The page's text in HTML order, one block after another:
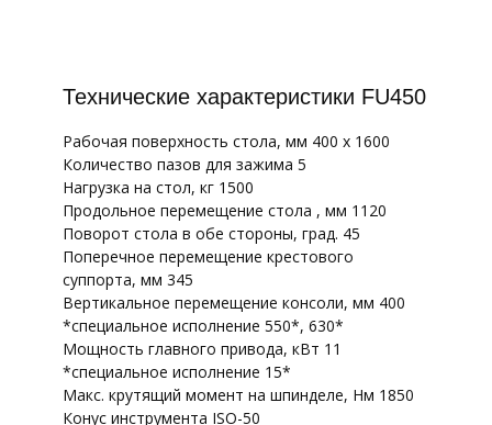
Технические характеристики FU450
Рабочая поверхность стола, мм 400 x 1600
Количество пазов для зажима 5
Нагрузка на стол, кг 1500
Продольное перемещение стола , мм 1120
Поворот стола в обе стороны, град. 45
Поперечное перемещение крестового
суппорта, мм 345
Вертикальное перемещение консоли, мм 400
*специальное исполнение 550*, 630*
Мощность главного привода, кВт 11
*специальное исполнение 15*
Макс. крутящий момент на шпинделе, Нм 1850
Конус инструмента ISO-50